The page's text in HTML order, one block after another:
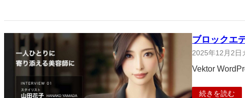
ブロックエ
2025年12月2日
Vektor
続きを読む